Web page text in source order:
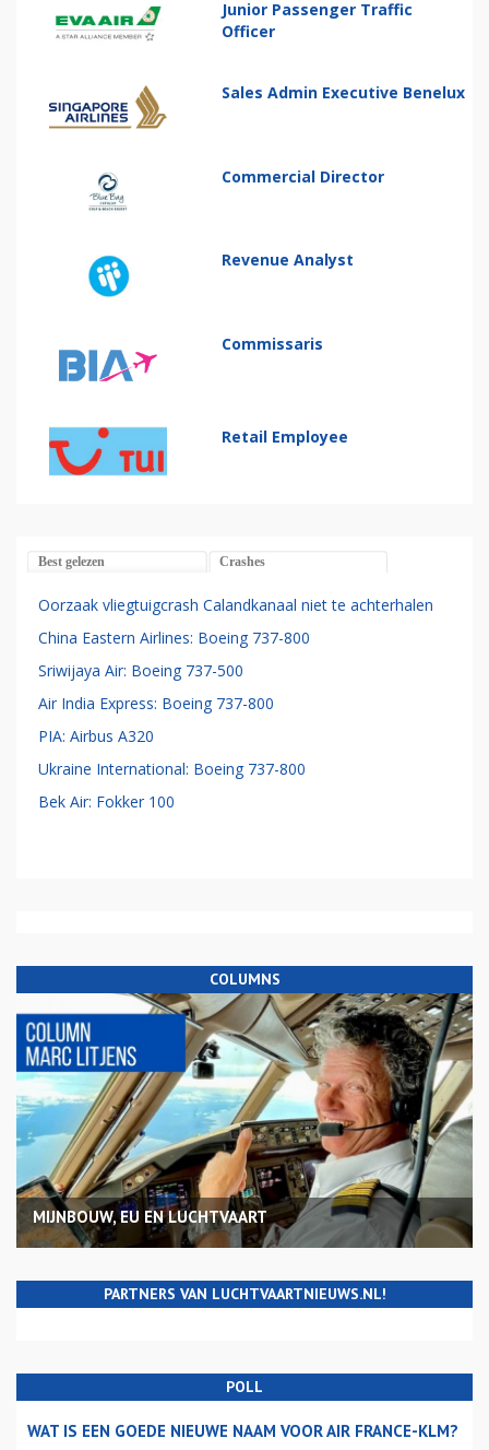
Junior Passenger Traffic
Officer
Sales Admin Executive Benelux
Commercial Director
Revenue Analyst
Commissaris
Retail Employee
Best gelezen Crashes
Oorzaak vliegtuigcrash Calandkanaal niet te achterhalen
China Eastern Airlines: Boeing 737-800
Sriwijaya Air: Boeing 737-500
Air India Express: Boeing 737-800
PIA: Airbus A320
Ukraine International: Boeing 737-800
Bek Air: Fokker 100
COLUMNS
MIJNBOUW, EU EN LUCHTVAART
PARTNERS VAN LUCHTVAARTNIEUWS.NL!
POLL
WAT IS EEN GOEDE NIEUWE NAAM VOOR AIR FRANCE-KLM?